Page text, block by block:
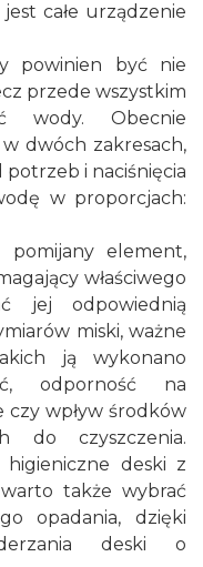
całe urządzenie
powinien być nie
przede wszystkim
wody. Obecnie
w dwóch zakresach,
potrzeb i naciśnięcia
w proporcjach:
pomijany element,
właściwego
jej odpowiednią
miski, ważne
ją wykonano
odporność na
czy wpływ środków
do czyszczenia.
deski z
także wybrać
opadania, dzięki
deski o